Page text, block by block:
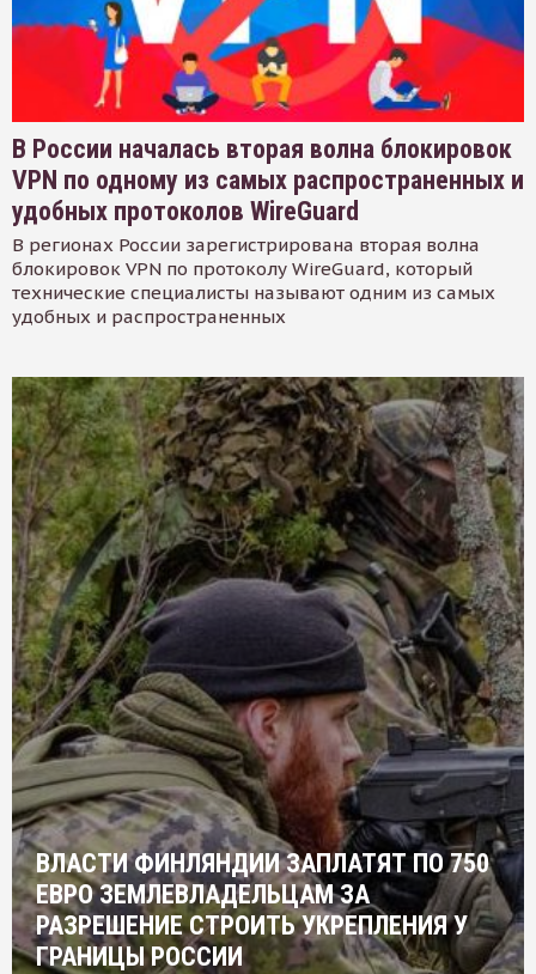
В России началась вторая волна блокировок
VPN по одному из самых распространенных и
удобных протоколов WireGuard
В регионах России зарегистрирована вторая волна
блокировок VPN по протоколу WireGuard, который
технические специалисты называют одним из самых
удобных и распространенных
ВЛАСТИ ФИНЛЯНДИИ ЗАПЛАТЯТ ПО 750
ЕВРО ЗЕМЛЕВЛАДЕЛЬЦАМ ЗА
РАЗРЕШЕНИЕ СТРОИТЬ УКРЕПЛЕНИЯ У
ГРАНИЦЫ РОССИИ